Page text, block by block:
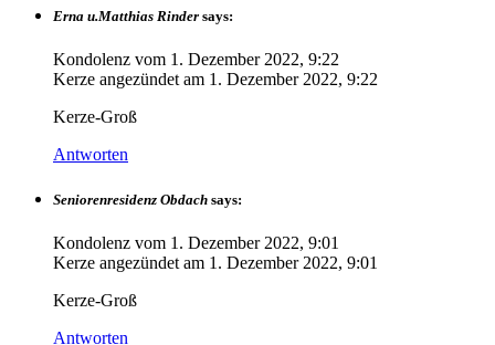
Erna u.Matthias Rinder says:
Kondolenz vom 1. Dezember 2022, 9:22
Kerze angezündet am 1. Dezember 2022, 9:22
Kerze-Groß
Antworten
Seniorenresidenz Obdach says:
Kondolenz vom 1. Dezember 2022, 9:01
Kerze angezündet am 1. Dezember 2022, 9:01
Kerze-Groß
Antworten